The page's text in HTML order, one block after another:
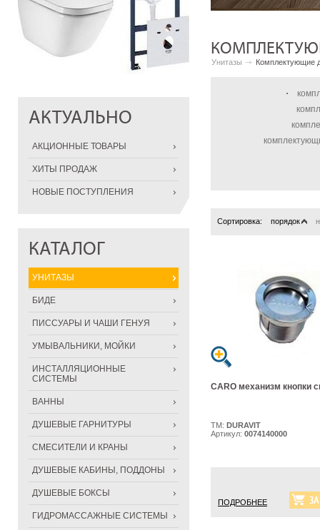
АКТУАЛЬНО
АКЦИОННЫЕ ТОВАРЫ
ХИТЫ ПРОДАЖ
НОВЫЕ ПОСТУПЛЕНИЯ
КАТАЛОГ
УНИТАЗЫ
БИДЕ
ПИССУАРЫ И ЧАШИ ГЕНУЯ
УМЫВАЛЬНИКИ, МОЙКИ
ИНСТАЛЛЯЦИОННЫЕ
СИСТЕМЫ
ВАННЫ
ДУШЕВЫЕ ГАРНИТУРЫ
СМЕСИТЕЛИ И КРАНЫ
ДУШЕВЫЕ КАБИНЫ, ПОДДОНЫ
ДУШЕВЫЕ БОКСЫ
ГИДРОМАССАЖНЫЕ СИСТЕМЫ
Унитазы Комплектующие
Сортировка: порядок
CARO механизм кнопки
ТМ: DURAVIT
Артикул: 0074140000
ПОДРОБНЕЕ